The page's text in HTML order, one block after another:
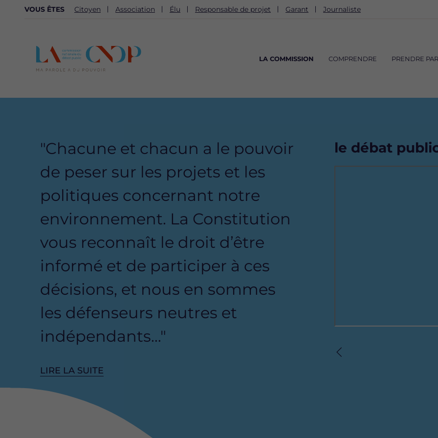
NAVIGATION
VOUS ÊTES Citoyen Association Élu Responsable de projet Garant Journaliste
principale
LA COMMISSION COMPRENDRE PRENDRE
"Chacune et chacun a le pouvoir
de peser sur les projets et les
politiques concernant notre
environnement. La Constitution
vous reconnaît le droit d’être
informé et de participer à ces
décisions, et nous en sommes
les défenseurs neutres et
indépendants…"
LIRE LA SUITE
le débat
Précédent